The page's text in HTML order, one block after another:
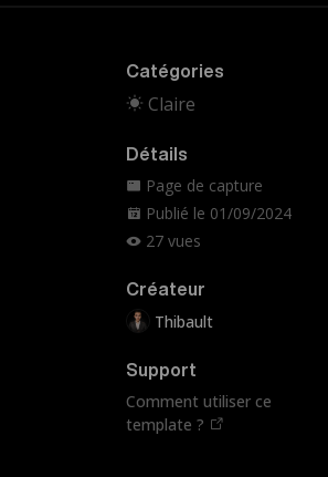
Catégories
Claire
Détails
Page de capture
Publié le 01/09/2024
27 vues
Créateur
Thibault
Support
Comment utiliser ce
template ?